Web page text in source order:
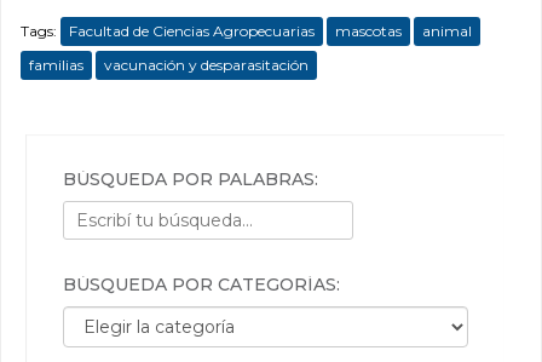
Tags: Facultad de Ciencias Agropecuarias mascotas
animal
familias
vacunación y desparasitación
BÚSQUEDA POR PALABRAS:
BÚSQUEDA POR CATEGORÍAS:
Búsqueda por categorías: